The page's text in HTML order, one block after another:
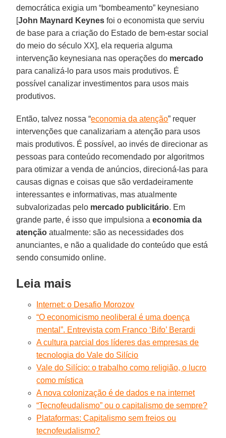
democrática exigia um “bombeamento” keynesiano
[John Maynard Keynes foi o economista que serviu
de base para a criação do Estado de bem-estar social
do meio do século XX], ela requeria alguma
intervenção keynesiana nas operações do mercado
para canalizá-lo para usos mais produtivos. É
possível canalizar investimentos para usos mais
produtivos.
Então, talvez nossa “economia da atenção” requer
intervenções que canalizariam a atenção para usos
mais produtivos. É possível, ao invés de direcionar as
pessoas para conteúdo recomendado por algoritmos
para otimizar a venda de anúncios, direcioná-las para
causas dignas e coisas que são verdadeiramente
interessantes e informativas, mas atualmente
subvalorizadas pelo mercado publicitário. Em
grande parte, é isso que impulsiona aeconomia da
atenção atualmente: são as necessidades dos
anunciantes, e não a qualidade do conteúdo que está
sendo consumido online.
Leia mais
Internet: o Desafio Morozov
“O economicismo neoliberal é uma doença
mental”. Entrevista com Franco ‘Bifo’ Berardi
A cultura parcial dos líderes das empresas de
tecnologia do Vale do Silício
Vale do Silício: o trabalho como religião, o lucro
como mística
A nova colonização é de dados e na internet
“Tecnofeudalismo” ou o capitalismo de sempre?
Plataformas: Capitalismo sem freios ou
tecnofeudalismo?